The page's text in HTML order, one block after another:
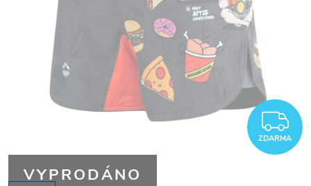
ZDARMA
VYPRODÁNO